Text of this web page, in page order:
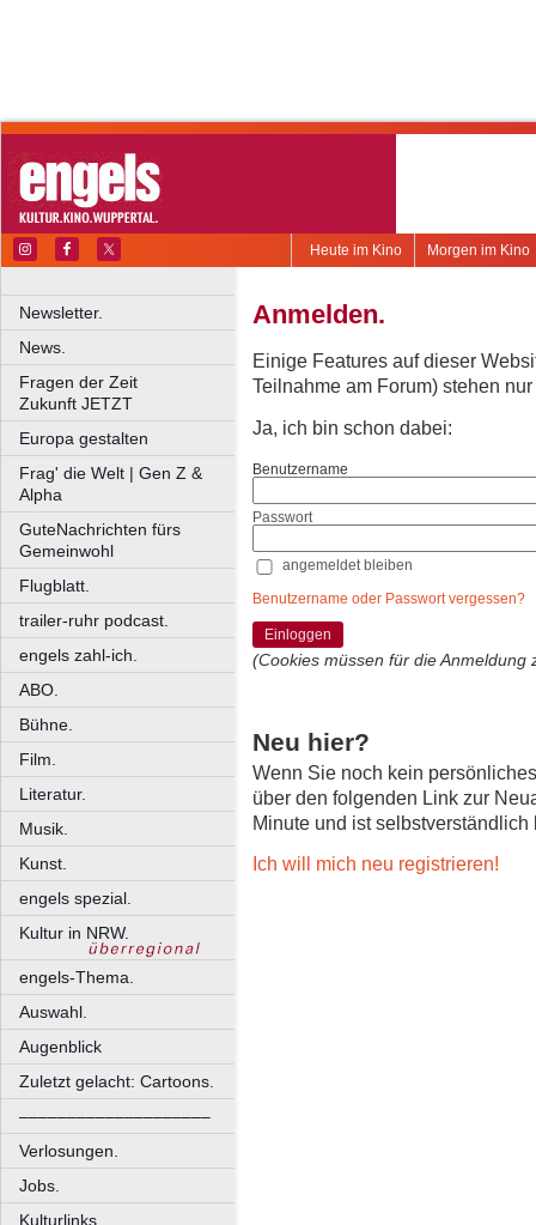
Morgen im Kino
Heute im Kino
Newsletter.
News.
Fragen der Zeit
Zukunft JETZT
Europa gestalten
Frag' die Welt | Gen Z &
Alpha
GuteNachrichten fürs
Gemeinwohl
Flugblatt.
trailer-ruhr podcast.
engels zahl-ich.
ABO.
Bühne.
Film.
Literatur.
Musik.
Kunst.
engels spezial.
Kultur in NRW.
engels-Thema.
Auswahl.
Augenblick
Zuletzt gelacht: Cartoons.
––––––––––––––––––––
Verlosungen.
Jobs.
Kulturlinks.
Anmelden.
Einige Features auf dieser
Teilnahme am Forum) stehen
Ja, ich bin schon dabei:
Benutzername
Passwort
angemeldet bleiben
Benutzername oder Passwort vergessen?
Einloggen
(Cookies müssen für die Anmeldung
Neu hier?
Wenn Sie noch kein
über den folgenden Link zur
Minute und ist selbstverständlich
Ich will mich neu registrieren!